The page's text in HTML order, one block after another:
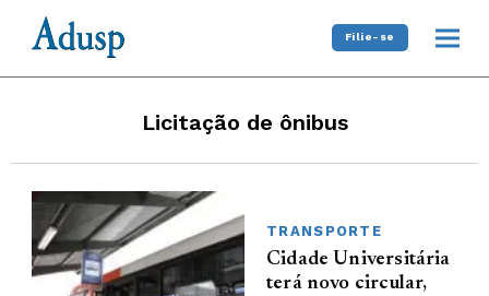
Filie-se
Licitação de ônibus
TRANSPORTE
Cidade Universitária
terá novo circular,